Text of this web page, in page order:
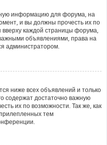
информацию для форума, на
и вы должны прочесть их по
каждой страницы форума,
объявлениями, права на
администратором.
ниже всех объявлений и только
содержат достаточно важную
их по возможности. Так же, как
тем